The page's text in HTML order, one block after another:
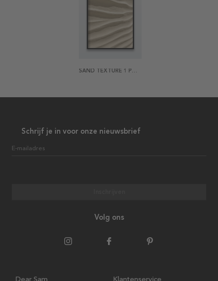
SAND TEXTURE 1 POSTER
Schrijf je in voor onze nieuwsbrief
E-mailadres
Volg ons
Dear Sam Klantenservice